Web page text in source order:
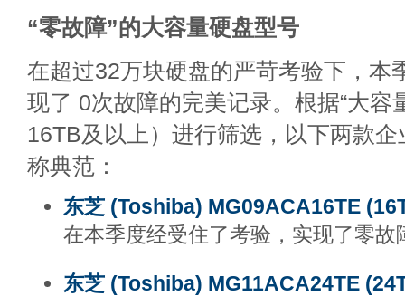
“零故障”的大容量硬盘型号
在超过32万块硬盘的严苛考验下，本
现了 0次故障的完美记录。根据“大容
16TB及以上）进行筛选，以下两款
称典范：
东芝 (Toshiba) MG09ACA16TE
在本季度经受住了考验，实现了零故
东芝 (Toshiba) MG11ACA24TE